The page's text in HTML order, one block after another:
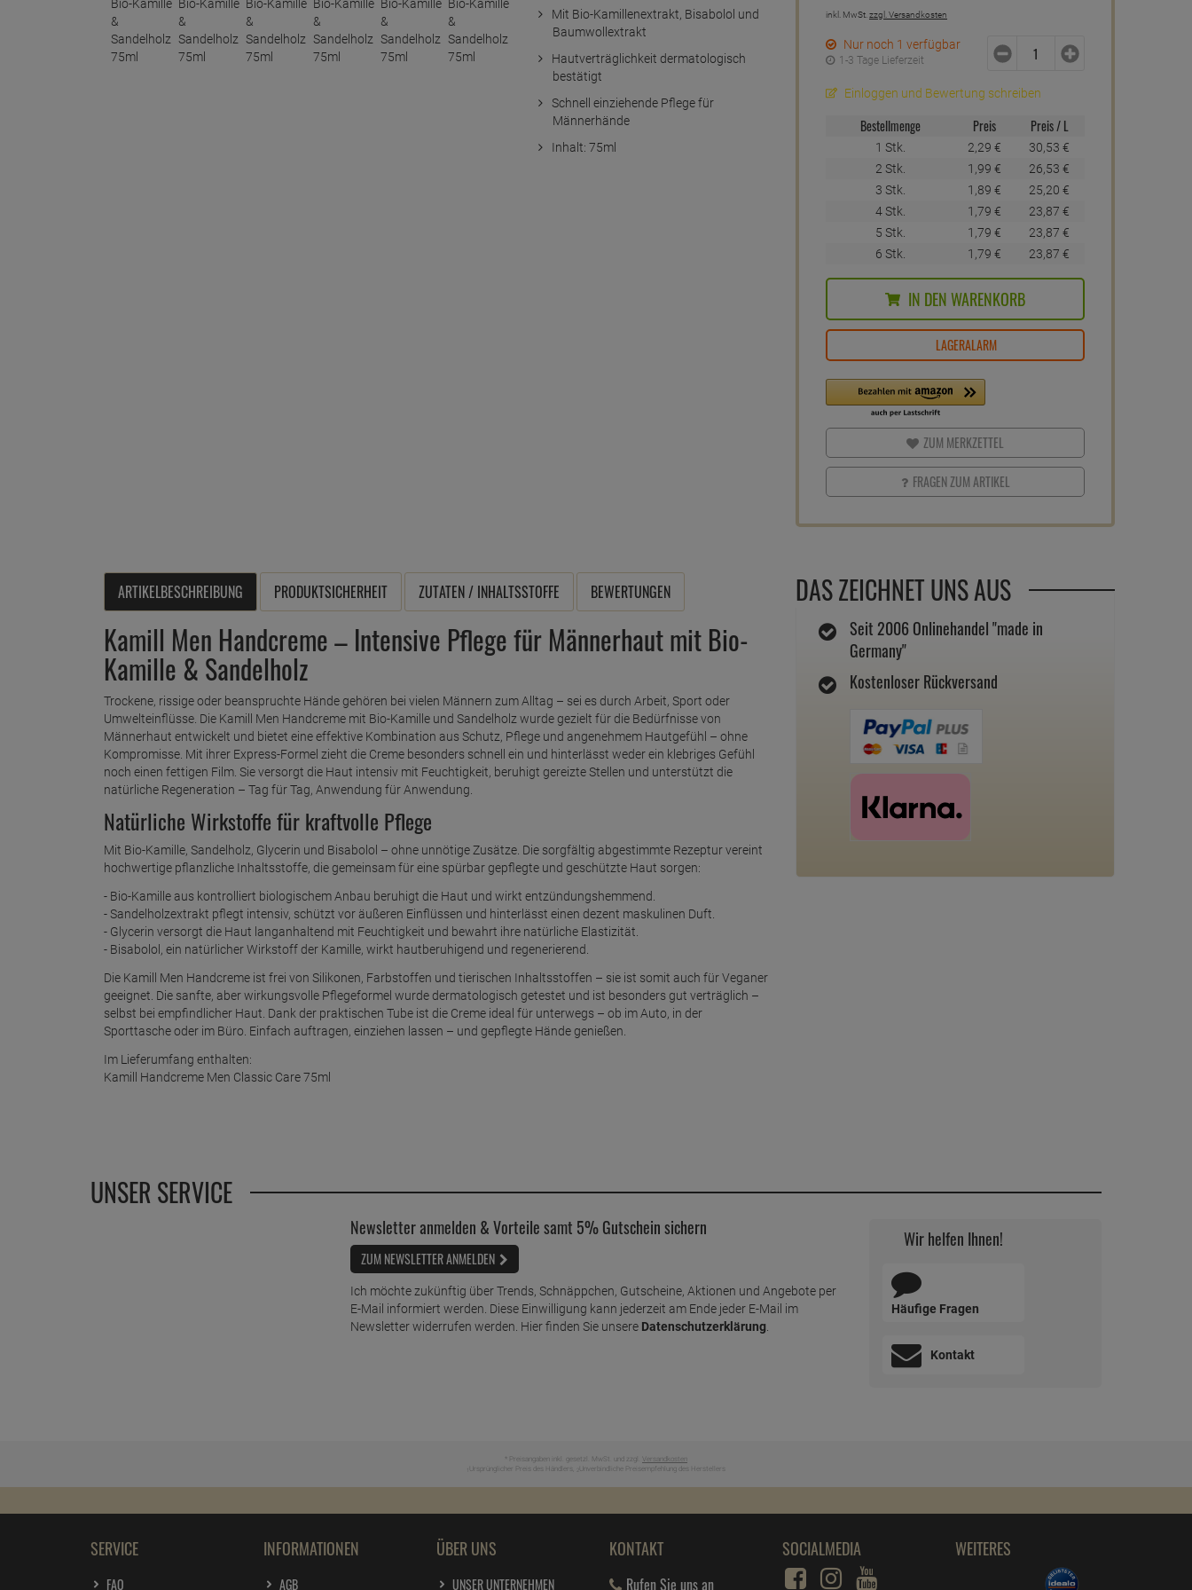
Mit Bio-Kamillenextrakt, Bisabolol und
Baumwollextrakt
Hautverträglichkeit dermatologisch
bestätigt
Schnell einziehende Pflege für
Männerhände
Inhalt: 75ml
inkl. MwSt. zzgl. Versandkosten
Nur noch 1 verfügbar
1-3 Tage Lieferzeit
Einloggen und Bewertung schreiben
Bestellmenge Preis Preis / L
1 Stk. 2, 29 € 30, 53 €
2 Stk.
1, 99 € 26, 53 €
3 Stk.
1, 89 € 25, 20 €
4 Stk.
1, 79 € 23, 87 €
5 Stk.
1, 79 € 23, 87 €
6 Stk.
1, 79 € 23, 87 €
IN DEN WARENKORB
LAGERALARM
ZUM MERKZETTEL
FRAGEN ZUM ARTIKEL
DAS ZEICHNET UNS AUS
Seit 2006 Onlinehandel "made in
Germany"
Kostenloser Rückversand
ARTIKELBESCHREIBUNG PRODUKTSICHERHEIT ZUTATEN / INHALTSSTOFFE BEWERTUNGEN
Kamill Men Handcreme – Intensive Pflege für Männerhaut mit Bio-
Kamille & Sandelholz
Trockene, rissige oder beanspruchte Hände gehören bei vielen Männern zum Alltag – sei es durch Arbeit, Sport oder
Umwelteinflüsse. Die Kamill Men Handcreme mit Bio-Kamille und Sandelholz wurde gezielt für die Bedürfnisse von
Männerhaut entwickelt und bietet eine effektive Kombination aus Schutz, Pflege und angenehmem Hautgefühl – ohne
Kompromisse. Mit ihrer Express-Formel zieht die Creme besonders schnell ein und hinterlässt weder ein klebriges Gefühl
noch einen fettigen Film. Sie versorgt die Haut intensiv mit Feuchtigkeit, beruhigt gereizte Stellen und unterstützt die
natürliche Regeneration – Tag für Tag, Anwendung für Anwendung.
Natürliche Wirkstoffe für kraftvolle Pflege
Mit Bio-Kamille, Sandelholz, Glycerin und Bisabolol – ohne unnötige Zusätze. Die sorgfältig abgestimmte Rezeptur vereint
hochwertige pflanzliche Inhaltsstoffe, die gemeinsam für eine spürbar gepflegte und geschützte Haut sorgen:
- Bio-Kamille aus kontrolliert biologischem Anbau beruhigt die Haut und wirkt entzündungshemmend.
- Sandelholzextrakt pflegt intensiv, schützt vor äußeren Einflüssen und hinterlässt einen dezent maskulinen Duft.
- Glycerin versorgt die Haut langanhaltend mit Feuchtigkeit und bewahrt ihre natürliche Elastizität.
- Bisabolol, ein natürlicher Wirkstoff der Kamille, wirkt hautberuhigend und regenerierend.
Die Kamill Men Handcreme ist frei von Silikonen, Farbstoffen und tierischen Inhaltsstoffen – sie ist somit auch für Veganer
geeignet. Die sanfte, aber wirkungsvolle Pflegeformel wurde dermatologisch getestet und ist besonders gut verträglich –
selbst bei empfindlicher Haut. Dank der praktischen Tube ist die Creme ideal für unterwegs – ob im Auto, in der
Sporttasche oder im Büro. Einfach auftragen, einziehen lassen – und gepflegte Hände genießen.
Im Lieferumfang enthalten:
Kamill Handcreme Men Classic Care 75ml
UNSER SERVICE
Newsletter anmelden & Vorteile samt 5% Gutschein sichern
ZUM NEWSLETTER ANMELDEN
Ich möchte zukünftig über Trends, Schnäppchen, Gutscheine, Aktionen und Angebote per
E-Mail informiert werden. Diese Einwilligung kann jederzeit am Ende jeder E-Mail im
Newsletter widerrufen werden. Hier finden Sie unsere Datenschutzerklärung.
Wir helfen Ihnen!
Häufige Fragen
Kontakt
* Preisangaben inkl. gesetzl. MwSt. und zzgl. Versandkosten
Ursprünglicher Preis des Händlers, Unverbindliche Preisempfehlung des Herstellers
SERVICE
FAQ
INFORMATIONEN
AGB
ÜBER UNS
UNSER UNTERNEHMEN
KONTAKT
Rufen Sie uns an
SOCIALMEDIA WEITERES